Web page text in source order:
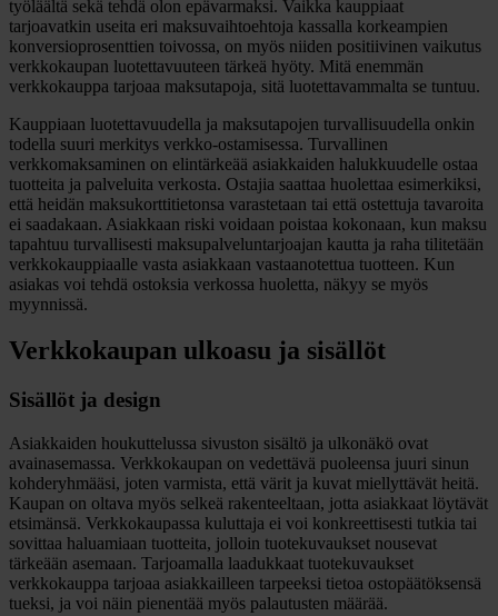
työläältä sekä tehdä olon epävarmaksi. Vaikka kauppiaat
tarjoavatkin useita eri maksuvaihtoehtoja kassalla korkeampien
konversioprosenttien toivossa, on myös niiden positiivinen vaikutus
verkkokaupan luotettavuuteen tärkeä hyöty. Mitä enemmän
verkkokauppa tarjoaa maksutapoja, sitä luotettavammalta se tuntuu.
Kauppiaan luotettavuudella ja maksutapojen turvallisuudella onkin
todella suuri merkitys verkko-ostamisessa. Turvallinen
verkkomaksaminen on elintärkeää asiakkaiden halukkuudelle ostaa
tuotteita ja palveluita verkosta. Ostajia saattaa huolettaa esimerkiksi,
että heidän maksukorttitietonsa varastetaan tai että ostettuja tavaroita
ei saadakaan. Asiakkaan riski voidaan poistaa kokonaan, kun maksu
tapahtuu turvallisesti maksupalveluntarjoajan kautta ja raha tilitetään
verkkokauppiaalle vasta asiakkaan vastaanotettua tuotteen. Kun
asiakas voi tehdä ostoksia verkossa huoletta, näkyy se myös
myynnissä.
Verkkokaupan ulkoasu ja sisällöt
Sisällöt ja design
Asiakkaiden houkuttelussa sivuston sisältö ja ulkonäkö ovat
avainasemassa. Verkkokaupan on vedettävä puoleensa juuri sinun
kohderyhmääsi, joten varmista, että värit ja kuvat miellyttävät heitä.
Kaupan on oltava myös selkeä rakenteeltaan, jotta asiakkaat löytävät
etsimänsä. Verkkokaupassa kuluttaja ei voi konkreettisesti tutkia tai
sovittaa haluamiaan tuotteita, jolloin tuotekuvaukset nousevat
tärkeään asemaan. Tarjoamalla laadukkaat tuotekuvaukset
verkkokauppa tarjoaa asiakkailleen tarpeeksi tietoa ostopäätöksensä
tueksi, ja voi näin pienentää myös palautusten määrää.